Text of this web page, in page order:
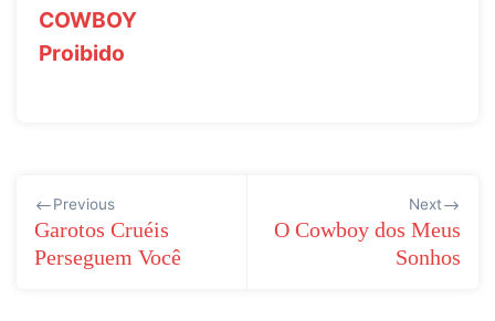
COWBOY
Proibido
de
Post
Previous
Garotos Cruéis
Perseguem Você
Next
O Cowboy dos Meus
Sonhos